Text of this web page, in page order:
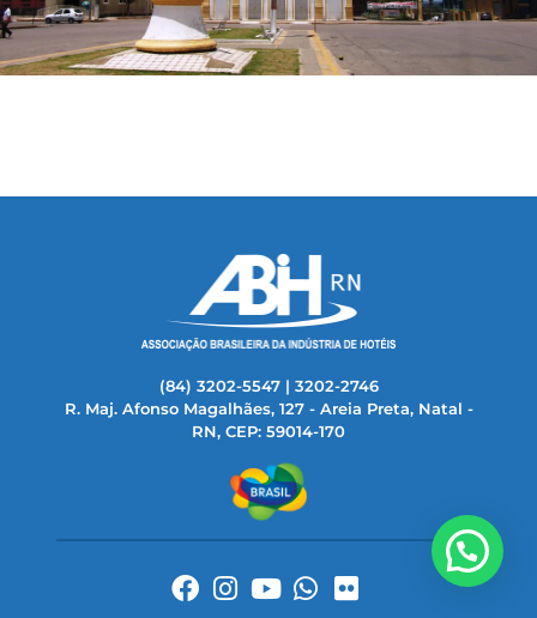
(84) 3202-5547 | 3202-2746
R. Maj. Afonso Magalhães, 127 - Areia Preta, Natal -
RN, CEP: 59014-170